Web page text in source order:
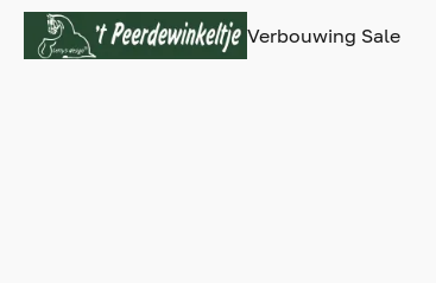
Verbouwing Sale